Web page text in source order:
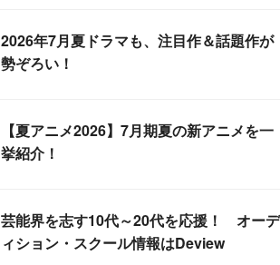
2026年7月夏ドラマも、注目作＆話題作が
勢ぞろい！
【夏アニメ2026】7月期夏の新アニメを一
挙紹介！
芸能界を志す10代～20代を応援！ オーデ
ィション・スクール情報はDeview